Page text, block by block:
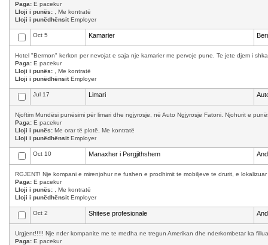
Paga: E pacekur
Lloji i punës: , Me kontratë
Lloji i punëdhënsitEmployer
Oct 5 Kamarier
Hotel "Bermon" kerkon per nevojat e saja nje kamarier me pervoje pune. Te jete djem i
Paga: E pacekur
Lloji i punës: , Me kontratë
Lloji i punëdhënsitEmployer
Jul 17 Limari
Njoftim Mundësi punësimi për limari dhe ngjyrosje, në Auto Ngjyrosje Fatoni. Njohurit e
Paga: E pacekur
Lloji i punës: Me orar të plotë, Me kontratë
Lloji i punëdhënsitEmployer
Oct 10 Manaxher i Pergjithshem
RGJENT! Nje kompani e mirenjohur ne fushen e prodhimit te mobiljeve te drurit, e
Paga: E pacekur
Lloji i punës: , Me kontratë
Lloji i punëdhënsitEmployer
Oct 2 Shitese profesionale
Urgjent!!!!! Nje nder kompanite me te medha ne tregun Amerikan dhe nderkombetar ka
Paga: E pacekur